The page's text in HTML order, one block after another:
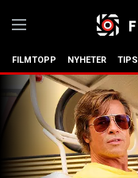
FILMTOPP NYHETER TIPS